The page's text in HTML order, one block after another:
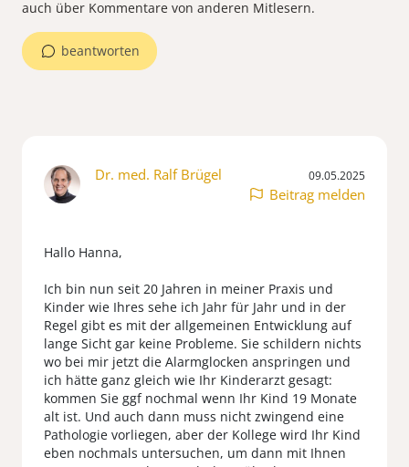
beantworten
Dr. med. Ralf Brügel 09.05.2025
Beitrag melden
Hallo Hanna,
Ich bin nun seit 20 Jahren in meiner Praxis und
Kinder wie Ihres sehe ich Jahr für Jahr und in der
Regel gibt es mit der allgemeinen Entwicklung auf
lange Sicht gar keine Probleme. Sie schildern nichts
wo bei mir jetzt die Alarmglocken anspringen und
ich hätte ganz gleich wie Ihr Kinderarzt gesagt:
kommen Sie ggf nochmal wenn Ihr Kind 19 Monate
alt ist. Und auch dann muss nicht zwingend eine
Pathologie vorliegen, aber der Kollege wird Ihr Kind
eben nochmals untersuchen, um dann mit Ihnen